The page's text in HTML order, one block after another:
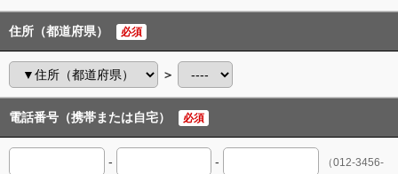
住所（都道府県） 必須
＞
電話番号（携帯または自宅） 必須
- -
（012-3456-